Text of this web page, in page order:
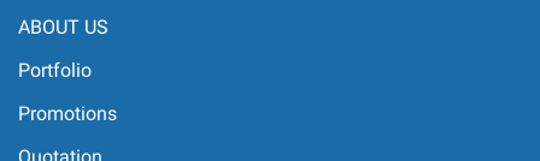
ABOUT US
Portfolio
Promotions
Quotation